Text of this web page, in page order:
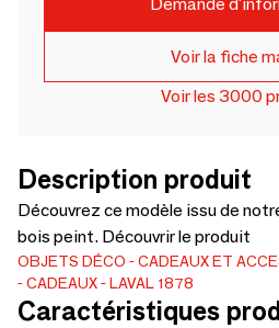
Voir la fiche
Voir les 3000
Description produit
Découvrez ce modèle issu de
bois peint. Découvrir le produit
OBJETS DÉCO
CADEAUX ET
CADEAUX
LAVAL 1878
Caractéristiques